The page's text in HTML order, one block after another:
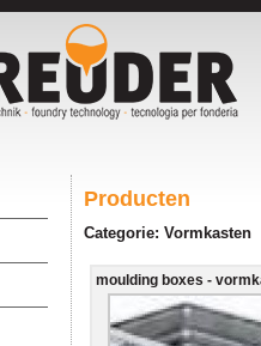
Producten
Categorie: Vormkasten
moulding boxes -